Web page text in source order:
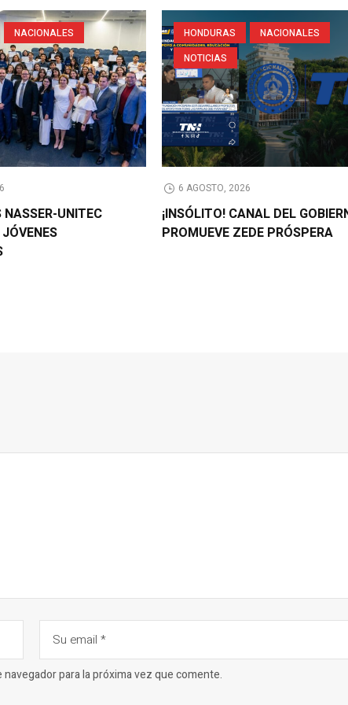
NACIONALES
NASSER-UNITEC
HONDURAS
NACIONALES
NOTICIAS
6 AGOSTO, 2026
¡INSÓLITO! CANAL DEL
PROMUEVE ZEDE PRÓSPERA
para la próxima vez que comente.